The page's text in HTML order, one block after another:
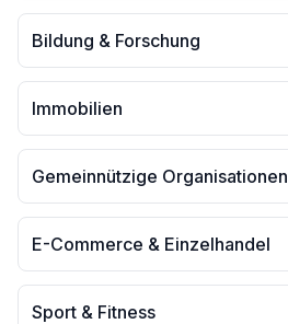
Bildung & Forschung
Immobilien
Gemeinnützige Organisationen
E-Commerce & Einzelhandel
Sport & Fitness